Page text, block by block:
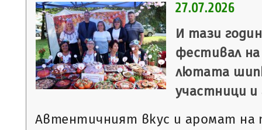
27.07.2026
И тази
фестивал
лютата
участници
Автентичният вкус и аромат